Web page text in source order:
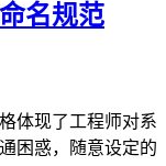
名规范
体现了工程师对系
困惑，随意设定的